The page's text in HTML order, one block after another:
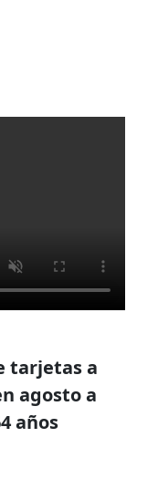
tarjetas a
agosto a
años